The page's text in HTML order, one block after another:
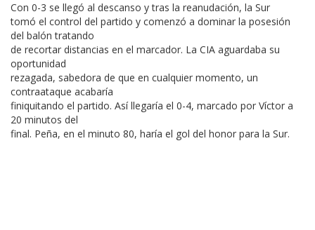
Con 0-3 se llegó al descanso y tras la reanudación, la Sur
tomó el control del partido y comenzó a dominar la posesión
del balón tratando
de recortar distancias en el marcador. La CIA aguardaba su
oportunidad
rezagada, sabedora de que en cualquier momento, un
contraataque acabaría
finiquitando el partido. Así llegaría el 0-4, marcado por Víctor a
20 minutos del
final. Peña, en el minuto 80, haría el gol del honor para la Sur.